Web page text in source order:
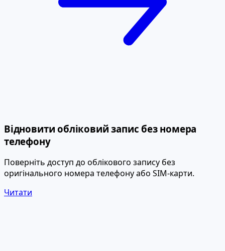
Відновити обліковий запис без номера
телефону
Поверніть доступ до облікового запису без
оригінального номера телефону або SIM-карти.
Читати